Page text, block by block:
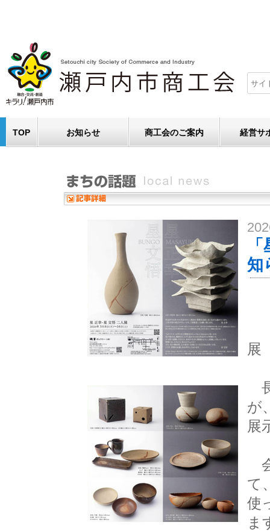
TOP お知らせ 商工会のご案内 経営サ
知
展
が
展
て
使
ま